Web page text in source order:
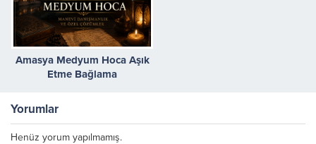
Amasya Medyum Hoca Aşık
Etme Bağlama
Yorumlar
Henüz yorum yapılmamış.